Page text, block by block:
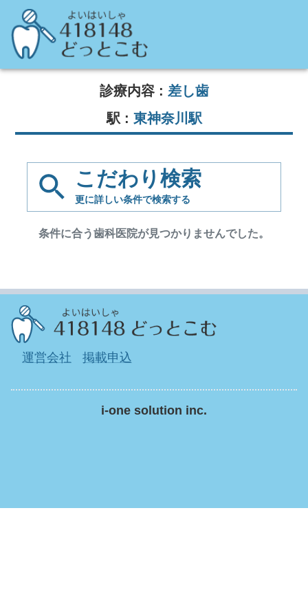
診療内容 : 差し歯
駅 : 東神奈川駅
こだわり検索
更に詳しい条件で検索する
条件に合う歯科医院が見つかりませんでした。
運営会社 掲載申込
i-one solution inc.